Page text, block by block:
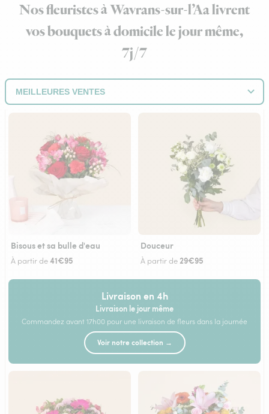
Nos fleuristes à Wavrans-sur-l’Aa livrent
vos bouquets à domicile le jour même,
7j/7
Bisous et sa bulle d'eau
À partir de41€95
Douceur
À partir de29€95
Livraison en 4h
Livraison le jour même
Commandez avant 17h00 pour une livraison de fleurs dans la journée
Voir notre collection →